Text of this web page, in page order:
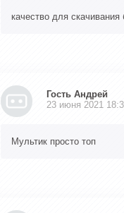
качество для
Гость Андрей
23 июня 2021
Мультик просто топ